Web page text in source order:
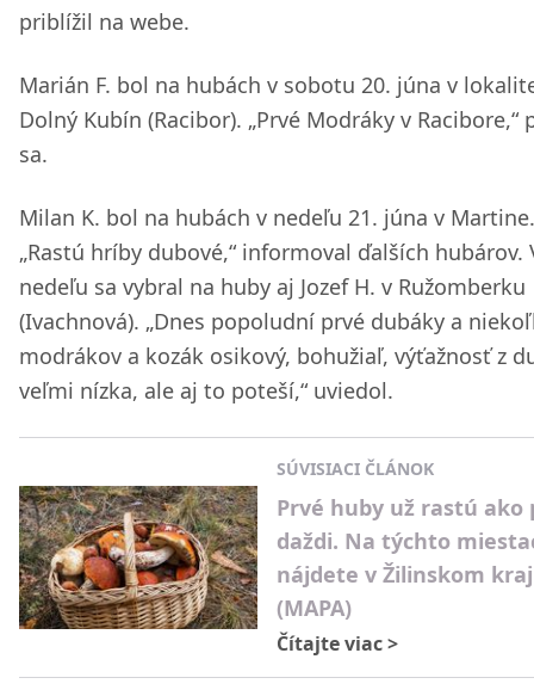
priblížil na webe.
Marián F. bol na hubách v sobotu 20. júna v
Dolný Kubín (Racibor). „Prvé Modráky v Racibore,“
sa.
Milan K. bol na hubách v nedeľu 21. júna v Martine.
„Rastú hríby dubové,“ informoval ďalších hubárov.
nedeľu sa vybral na huby aj Jozef H. v Ružomberku
(Ivachnová). „Dnes popoludní prvé dubáky a
modrákov a kozák osikový, bohužiaľ, výťažnosť z
veľmi nízka, ale aj to poteší,“ uviedol.
SÚVISIACI ČLÁNOK
Prvé huby už rastú ako
daždi. Na týchto
nájdete v Žilinskom
(MAPA)
Čítajte viac>